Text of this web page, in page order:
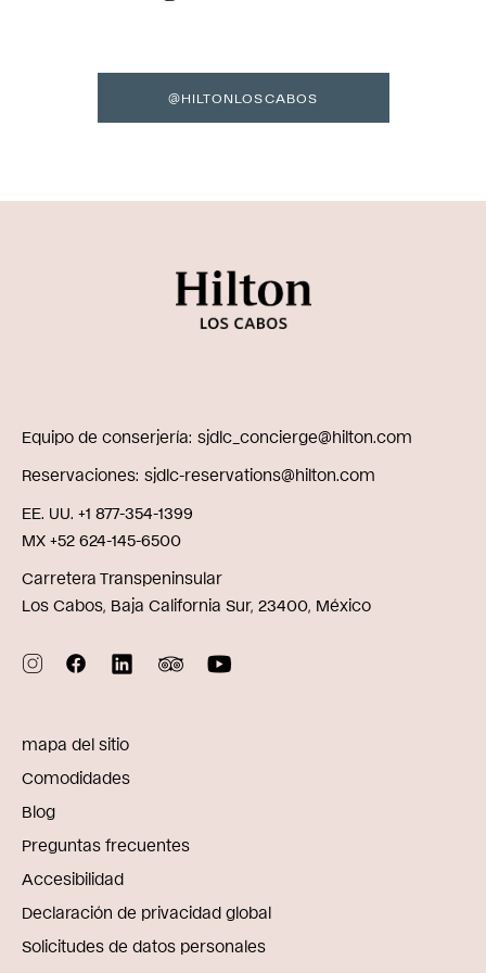
@HILTONLOSCABOS
Equipo de conserjería sjdlc_concierge@hilton.com
Reservaciones sjdlc-reservations@hilton.com
EE. UU. +1 877-354-1399
MX +52 624-145-6500
Carretera Transpeninsular
Los Cabos, Baja California Sur, 23400, México
mapa del sitio
Comodidades
Blog
Preguntas frecuentes
Accesibilidad
Declaración de privacidad global
Solicitudes de datos personales